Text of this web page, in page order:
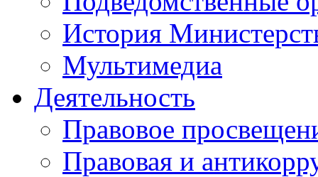
История
Мультимедиа
Деятельность
Правовое
Правовая и